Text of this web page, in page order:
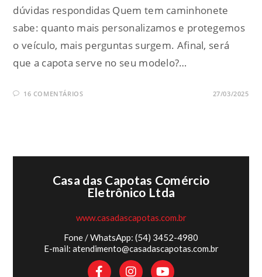
dúvidas respondidas Quem tem caminhonete
sabe: quanto mais personalizamos e protegemos
o veículo, mais perguntas surgem. Afinal, será
que a capota serve no seu modelo?…
16 COMENTÁRIOS 27/03/2025
Casa das Capotas Comércio
Eletrônico Ltda
www.casadascapotas.com.br
Fone / WhatsApp: (54) 3452-4980
E-mail: atendimento@casadascapotas.com.br